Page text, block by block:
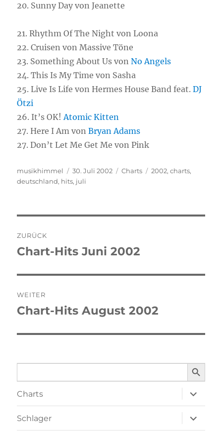
20. Sunny Day von Jeanette
21. Rhythm Of The Night von Loona
22. Cruisen von Massive Töne
23. Something About Us vonNo Angels
24. This Is My Time von Sasha
25. Live Is Life von Hermes House Band feat.DJ
Ötzi
26. It’s OK!Atomic Kitten
27. Here I Am vonBryan Adams
27. Don’t Let Me Get Me von Pink
Autor
musikhimmel
Veröffentlicht
am
30. Juli 2002 Kategorien
Charts Schlagwörter
2002,charts,
deutschland, hits, juli
ZURÜCK
Vorheriger
Chart-Hits Juni 2002
WEITER
Nächster
Chart-Hits August 2002
Search
SEARCH
Charts
öffnen
Schlager
öffnen